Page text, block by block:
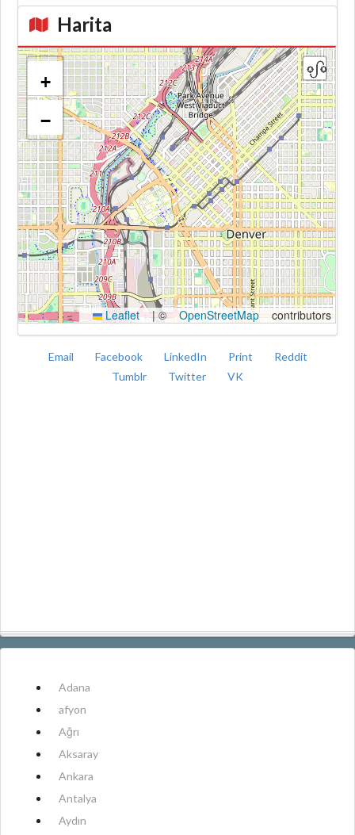
Harita
Kroki
+
−
Leaflet |© OpenStreetMap contributors
Email Facebook LinkedIn Print
Reddit
Tumblr
Twitter VK
Adana
afyon
Ağrı
Aksaray
Ankara
Antalya
Aydın